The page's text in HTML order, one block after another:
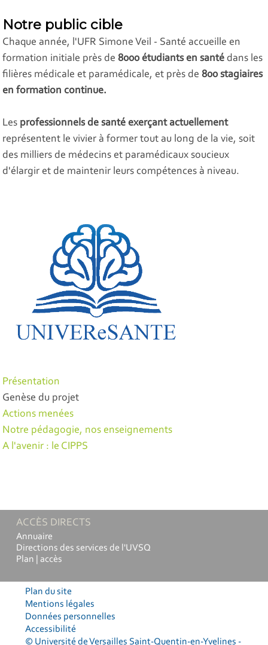
Notre public cible
Chaque année, l'UFR Simone Veil - Santé accueille en
formation initiale près de 8000 étudiants en santé dans les
filières médicale et paramédicale, et près de 800 stagiaires
en formation continue.
Les professionnels de santé exerçant actuellement
représentent le vivier à former tout au long de la vie, soit
des milliers de médecins et paramédicaux soucieux
d'élargir et de maintenir leurs compétences à niveau.
Présentation
Genèse du projet
Actions menées
Notre pédagogie, nos enseignements
A l'avenir : le CIPPS
ACCÈS DIRECTS
Annuaire
Directions des services de l'UVSQ
Plan | accès
Plan du site
Mentions légales
Données personnelles
Accessibilité
© Université de Versailles Saint-Quentin-en-Yvelines -